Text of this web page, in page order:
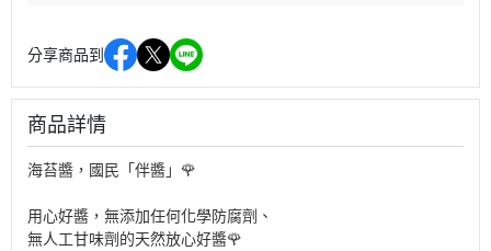
分享商品到
商品詳情
海苔醬，國民「伴醬」🌹
用心好醬，無添加任何化學防腐劑、
無人工甘味劑的天然放心好醬🌹